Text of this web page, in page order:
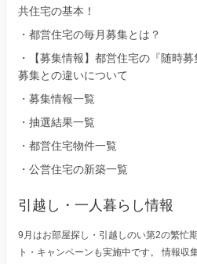
共住宅の基本！
・ 都営住宅の毎月募集とは？
・
【募集情報】都営住宅の『随時
募集との違いについて
・ 募集情報一覧
・ 抽選結果一覧
・ 都営住宅物件一覧
・ 公営住宅の新築一覧
引越し・一人暮らし情報
9月はお部屋探し・引越しのい第2の繁忙
ト・キャンペーンも実施中です。 情報収